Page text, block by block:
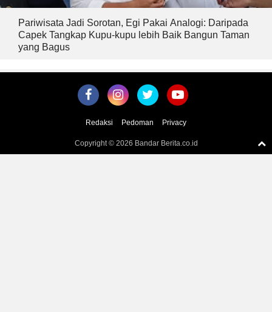
Pariwisata Jadi Sorotan, Egi Pakai Analogi: Daripada
Capek Tangkap Kupu-kupu lebih Baik Bangun Taman
yang Bagus
Redaksi Pedoman Privacy
Copyright © 2026 Bandar Berita.co.id